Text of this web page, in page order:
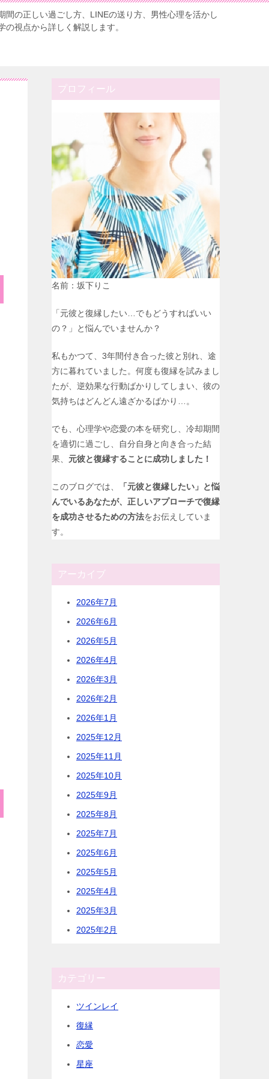
間の正しい過ごし方、LINEの送り方、男性心理を活かし
視点から詳しく解説します。
プロフィール
名前：坂下りこ
「元彼と復縁したい…でもどうすればいい
の？」と悩んでいませんか？
私もかつて、3年間付き合った彼と別れ、途
方に暮れていました。何度も復縁を試みまし
たが、逆効果な行動ばかりしてしまい、彼の
気持ちはどんどん遠ざかるばかり…。
でも、心理学や恋愛の本を研究し、冷却期間
を適切に過ごし、自分自身と向き合った結
果、 元彼と復縁することに成功しました！
このブログでは、
「元彼と復縁したい」と悩
んでいるあなたが、正しいアプローチで復縁
を成功させるための方法をお伝えしていま
す。
アーカイブ
2026年7月
2026年6月
2026年5月
2026年4月
2026年3月
2026年2月
2026年1月
2025年12月
2025年11月
2025年10月
2025年9月
2025年8月
2025年7月
2025年6月
2025年5月
2025年4月
2025年3月
2025年2月
カテゴリー
ツインレイ
復縁
恋愛
星座